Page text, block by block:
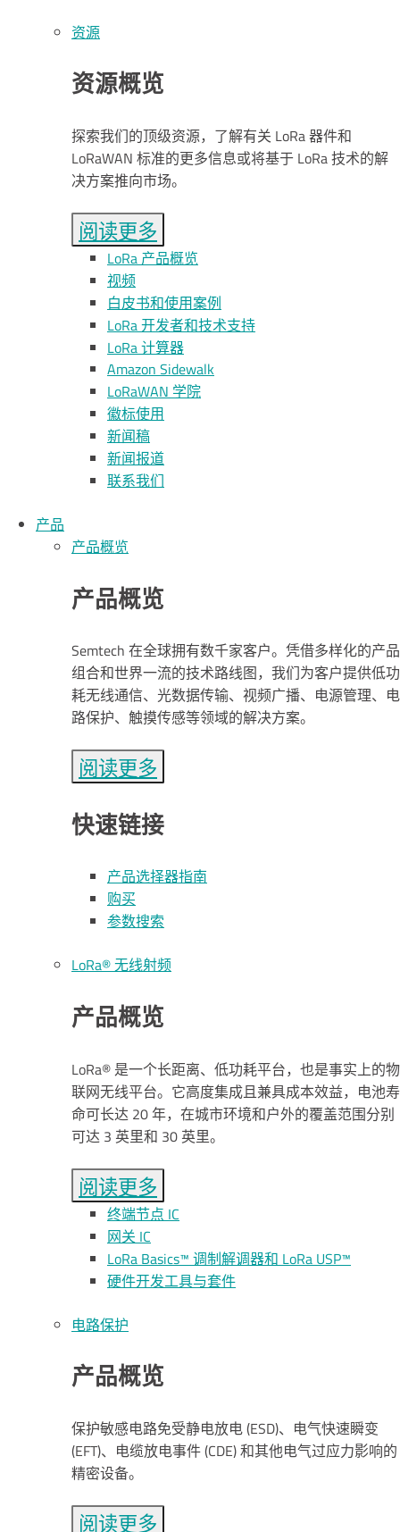
资源
资源概览
探索我们的顶级资源，了解有关 LoRa 器件和
LoRaWAN 标准的更多信息或将基于 LoRa 技术的解
决方案推向市场。
阅读更多
LoRa 产品概览
视频
白皮书和使用案例
LoRa开发者和技术支持
LoRa计算器
Amazon Sidewalk
LoRaWAN 学院
徽标使用
新闻稿
新闻报道
联系我们
产品
产品概览
产品概览
Semtech 在全球拥有数千家客户。凭借多样化的产品
组合和世界一流的技术路线图，我们为客户提供低功
耗无线通信、光数据传输、视频广播、电源管理、电
路保护、触摸传感等领域的解决方案。
阅读更多
快速链接
产品选择器指南
购买
参数搜索
LoRa® 无线射频
产品概览
LoRa® 是一个长距离、低功耗平台，也是事实上的物
联网无线平台。它高度集成且兼具成本效益，电池寿
命可长达 20 年，在城市环境和户外的覆盖范围分别
可达 3 英里和 30 英里。
阅读更多
终端节点 IC
网关 IC
LoRa Basics™ 调制解调器和 LoRa USP™
硬件开发工具与套件
电路保护
产品概览
保护敏感电路免受静电放电 (ESD)、电气快速瞬变
(EFT)、电缆放电事件 (CDE) 和其他电气过应力影响的
精密设备。
阅读更多